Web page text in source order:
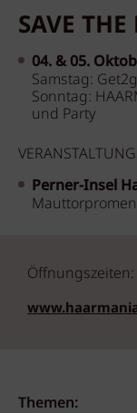
SAVE THE
04. & 05.
Samstag:
Sonntag:
und Party
Perner-Insel
Themen: